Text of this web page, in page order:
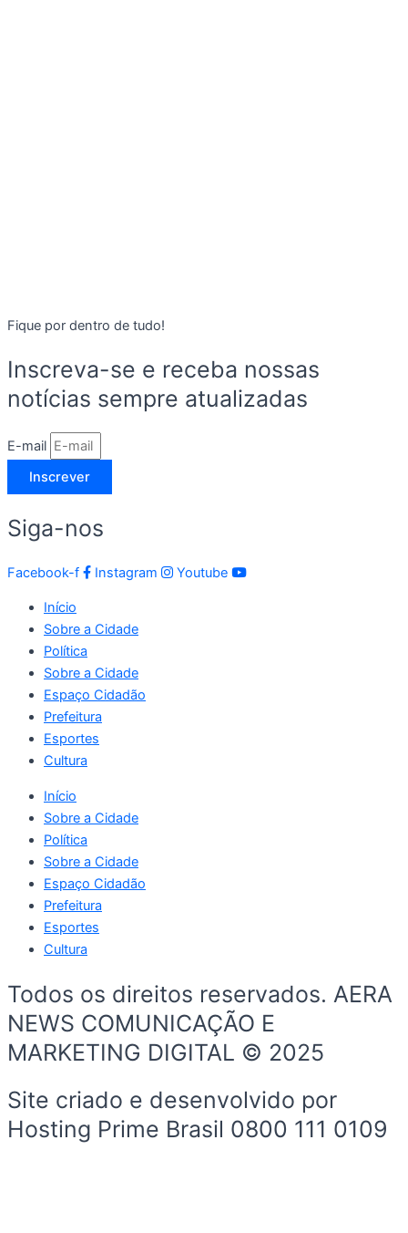
Fique por dentro de tudo!
Inscreva-se e receba nossas
notícias sempre atualizadas
E-mail
Inscrever
Siga-nos
Facebook-f Instagram Youtube
Início
Sobre a Cidade
Política
Sobre a Cidade
Espaço Cidadão
Prefeitura
Esportes
Cultura
Início
Sobre a Cidade
Política
Sobre a Cidade
Espaço Cidadão
Prefeitura
Esportes
Cultura
Todos os direitos reservados. AERA
NEWS COMUNICAÇÃO E
MARKETING DIGITAL © 2025
Site criado e desenvolvido por
Hosting Prime Brasil 0800 111 0109